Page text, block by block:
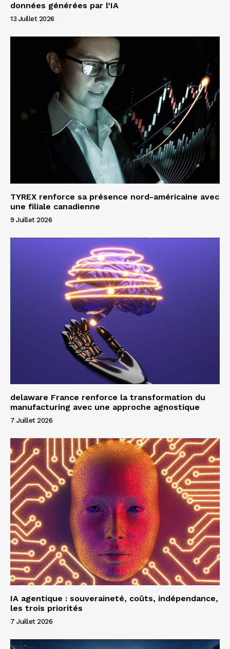
données générées par l’IA
13 Juillet 2026
TYREX renforce sa présence nord-américaine avec
une filiale canadienne
9 Juillet 2026
delaware France renforce la transformation du
manufacturing avec une approche agnostique
7 Juillet 2026
IA agentique : souveraineté, coûts, indépendance,
les trois priorités
7 Juillet 2026